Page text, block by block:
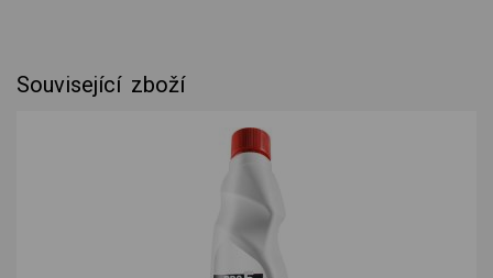
Související zboží